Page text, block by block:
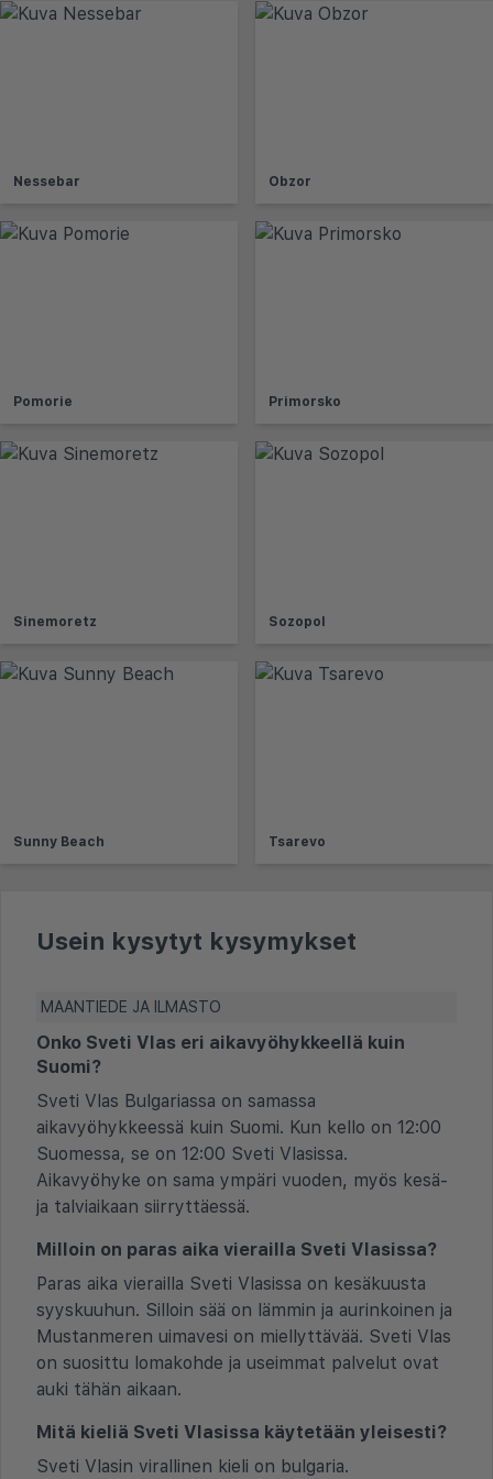
Nessebar Obzor
Pomorie Primorsko
Sinemoretz Sozopol
Sunny Beach Tsarevo
Usein kysytyt kysymykset
MAANTIEDE JA ILMASTO
Onko Sveti Vlas eri aikavyöhykkeellä kuin
Suomi?
Sveti Vlas Bulgariassa on samassa
aikavyöhykkeessä kuin Suomi. Kun kello on 12:00
Suomessa, se on 12:00 Sveti Vlasissa.
Aikavyöhyke on sama ympäri vuoden, myös kesä-
ja talviaikaan siirryttäessä.
Milloin on paras aika vierailla Sveti Vlasissa?
Paras aika vierailla Sveti Vlasissa on kesäkuusta
syyskuuhun. Silloin sää on lämmin ja aurinkoinen ja
Mustanmeren uimavesi on miellyttävää. Sveti Vlas
on suosittu lomakohde ja useimmat palvelut ovat
auki tähän aikaan.
Mitä kieliä Sveti Vlasissa käytetään yleisesti?
Sveti Vlasin virallinen kieli on bulgaria.